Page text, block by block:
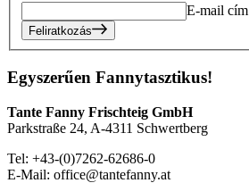
E-mail cím
Feliratkozás
Egyszerűen Fannytasztikus!
Tante Fanny Frischteig GmbH
Parkstraße 24, A-4311 Schwertberg
Tel: +43-(0)7262-62686-0
E-Mail: office@tantefanny.at